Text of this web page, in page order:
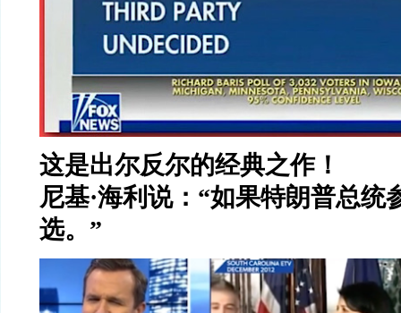
这是出尔反尔的经典之作！
尼基·海利说： “如果特朗普总统
选。 ”